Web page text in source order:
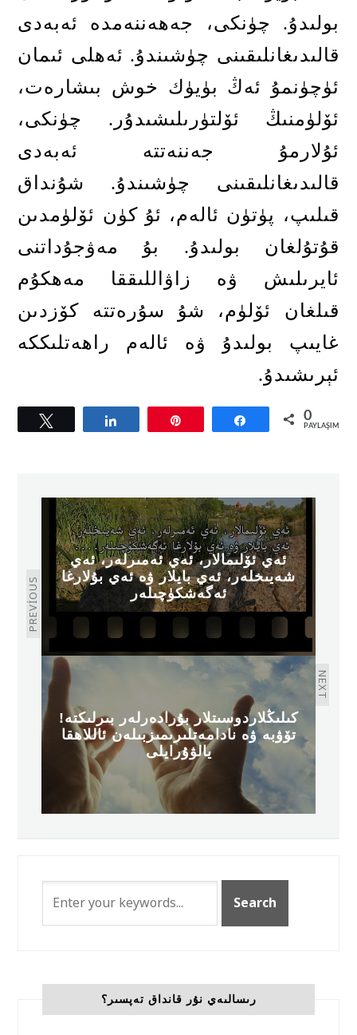
بولىدۇ. چۈنكى، جەھەننەمدە ئەبەدى
قالىدىغانلىقىنى چۈشىندۇ. ئەھلى ئىمان
ئۈچۈنمۇ ئەڭ بۈيۈك خوش بىشارەت،
ئۆلۈمنىڭ ئۆلتۈرىلىشىدۇر .
چۈنكى،
ئۇلارمۇ جەننەتتە ئەبەدى
قالىدىغانلىقىنى چۈشىندۇ. شۇنداق
قىلىپ، پۈتۈن ئالەم، ئۇ كۈن ئۆلۈمدىن
قۇتۇلغان بولىدۇ.
بۇ مەۋجۇداتنى
ئايرىلىش ۋە زاۋاللىققا مەھكۇم
قىلغان ئۆلۈم، شۇ سۇرەتتە كۆزدىن
غايىپ بولىدۇ ۋە ئالەم راھەتلىككە
ئېرىشىدۇ.
Tweetle Paylaş 0
PAYLAŞIMLAR
PREVIOUS
ئەي ئۆلىمالار، ئەي ئەمىرلەر، ئەي
شەيىخلەر، ئەي بايلار ۋە ئەي بۇلارغا
ئەگەشكۈچىلەر
NEXT
!كىلىڭلاردوسىتلار بۇرادەرلەر بىرلىكتە
تۆۋبە ۋە نادامەتلىرىمىزبىلەن ئاللاھقا
يالۋۇرايلى
رىسالىەي نۇر قانداق تەپسىر؟